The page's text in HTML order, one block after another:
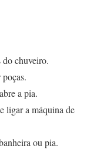
do chuveiro.
a pia.
ligar a máquina de
ou pia.